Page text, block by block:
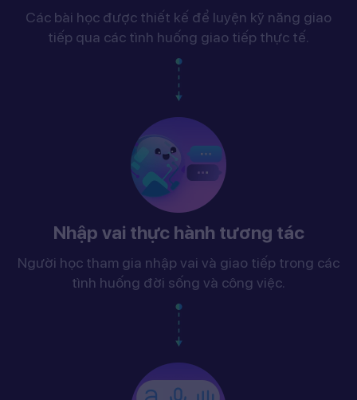
Các bài học được thiết kế để luyện kỹ năng giao
tiếp qua các tình huống giao tiếp thực tế.
Nhập vai thực hành tương tác
Người học tham gia nhập vai và giao tiếp trong các
tình huống đời sống và công việc.